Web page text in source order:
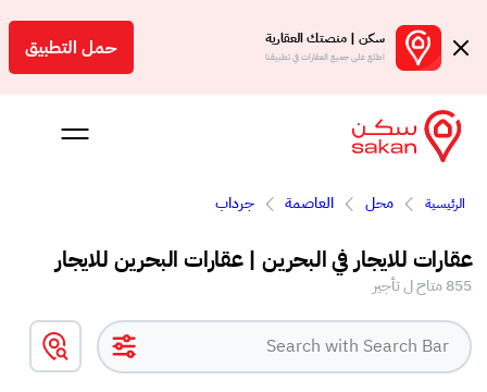
سكن | منصتك العقارية
اطلع على جميع العقارات في تطبيقنا حمل التطبيق
بالعمولة
الرئيسية محل العاصمة جرداب
عقارات للايجار في البحرين | عقارات البحرين للايجار
855 متاح ل تأجير